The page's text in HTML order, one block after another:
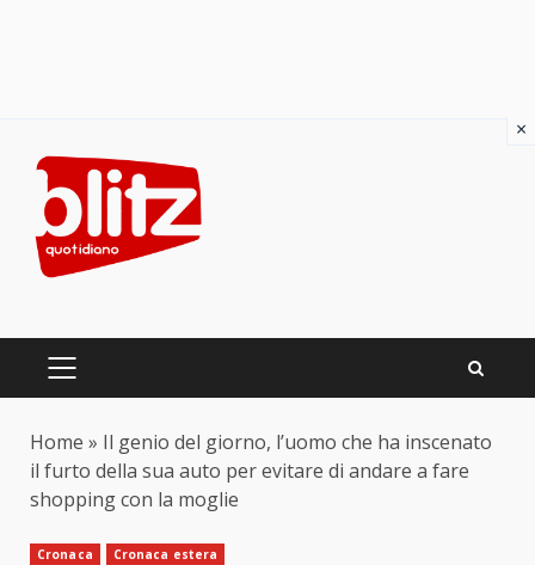
content
PRIMARY
Home » Il genio del giorno, l’uomo che ha inscenato
il furto della sua auto per evitare di andare a fare
shopping con la moglie
Cronaca Cronaca estera
×